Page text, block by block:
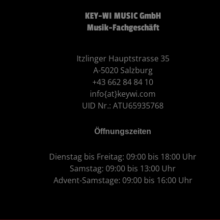
KEY-WI MUSIC GmbH
Musik-Fachgeschäft
Itzlinger Hauptstrasse 35
A-5020 Salzburg
+43 662 84 84 10
info{at}keywi.com
UID Nr.: ATU65935768
Öffnungszeiten
Dienstag bis Freitag: 09:00 bis 18:00 Uhr
Samstag: 09:00 bis 13:00 Uhr
Advent-Samstage: 09:00 bis 16:00 Uhr